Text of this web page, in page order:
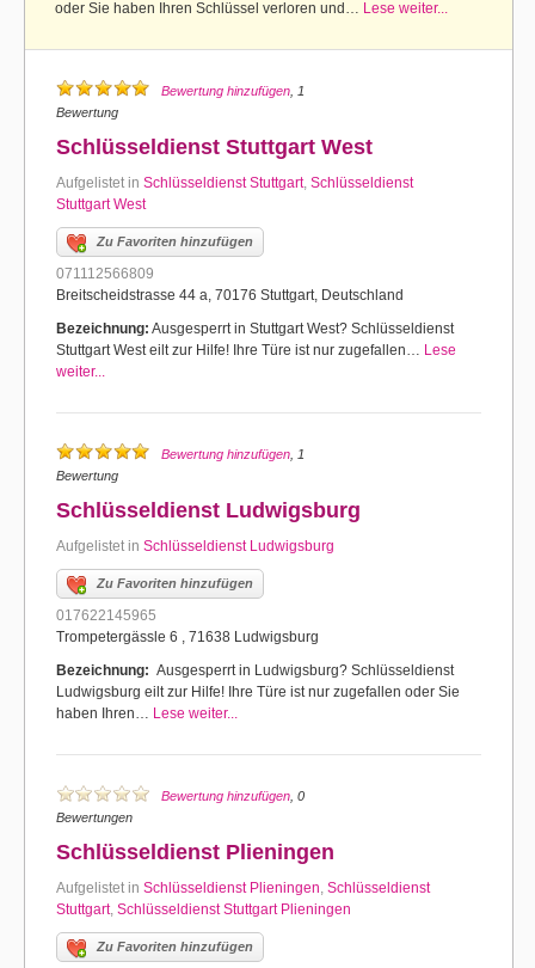
oder Sie haben Ihren Schlüssel verloren und… Lese weiter...
Bewertung hinzufügen , 1
Bewertung
Schlüsseldienst Stuttgart West
Aufgelistet in Schlüsseldienst Stuttgart, Schlüsseldienst
Stuttgart West
Zu Favoriten hinzufügen
071112566809
Breitscheidstrasse 44 a, 70176 Stuttgart, Deutschland
Bezeichnung: Ausgesperrt in Stuttgart West? Schlüsseldienst
Stuttgart West eilt zur Hilfe! Ihre Türe ist nur zugefallen… Lese
weiter...
Bewertung hinzufügen , 1
Bewertung
Schlüsseldienst Ludwigsburg
Aufgelistet in Schlüsseldienst Ludwigsburg
Zu Favoriten hinzufügen
017622145965
Trompetergässle 6 , 71638 Ludwigsburg
Bezeichnung: Ausgesperrt in Ludwigsburg? Schlüsseldienst
Ludwigsburg eilt zur Hilfe! Ihre Türe ist nur zugefallen oder Sie
haben Ihren… Lese weiter...
Bewertung hinzufügen , 0
Bewertungen
Schlüsseldienst Plieningen
Aufgelistet in Schlüsseldienst Plieningen, Schlüsseldienst
Stuttgart, Schlüsseldienst Stuttgart Plieningen
Zu Favoriten hinzufügen